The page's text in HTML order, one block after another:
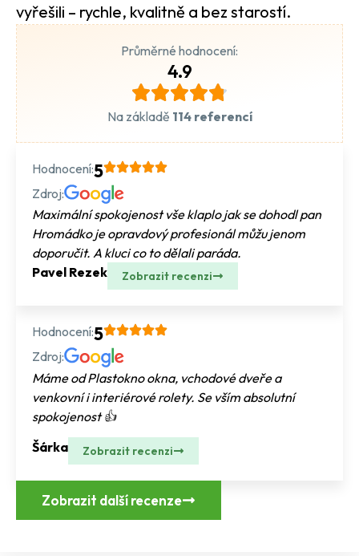
vyřešili – rychle, kvalitně a bez starostí.
Průměrné hodnocení:
4.9
Na základě 114 referencí
Hodnocení:5
Zdroj:
Maximální spokojenost vše klaplo jak se dohodl pan
Hromádko je opravdový profesionál můžu jenom
doporučit. A kluci co to dělali paráda.
Pavel Rezek
Zobrazit recenzi
Hodnocení:5
Zdroj:
Máme od Plastokno okna, vchodové dveře a
venkovní i interiérové rolety. Se vším absolutní
spokojenost 👍
Šárka
Zobrazit recenzi
Zobrazit další recenze